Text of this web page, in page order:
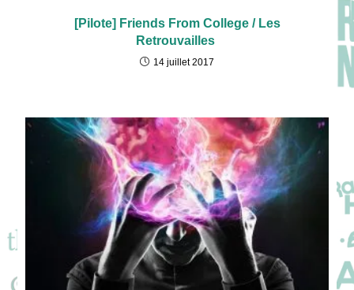
[Pilote] Friends From College / Les
Retrouvailles
14 juillet 2017